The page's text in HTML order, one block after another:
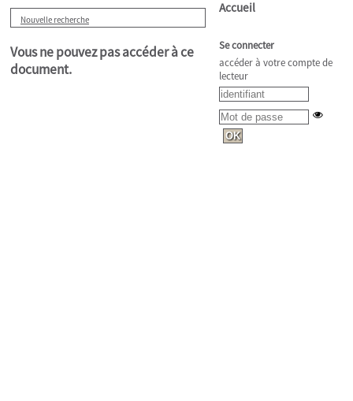
Nouvelle recherche
Vous ne pouvez pas accéder à ce
document.
Accueil
Se connecter
accéder à votre compte de
lecteur